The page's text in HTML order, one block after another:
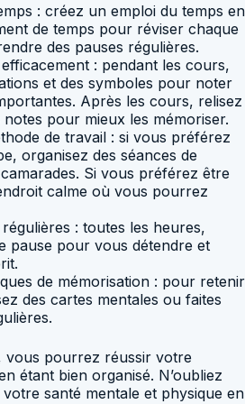
: créez un emploi du temps en
de temps pour réviser chaque
des pauses régulières.
: pendant les cours,
et des symboles pour noter
Après les cours, relisez
pour mieux les mémoriser.
de travail : si vous préférez
organisez des séances de
Si vous préférez être
calme où vous pourrez
: toutes les heures,
pause pour vous détendre et
de mémorisation : pour retenir
des cartes mentales ou faites
vous pourrez réussir votre
étant bien organisé. N’oubliez
santé mentale et physique en